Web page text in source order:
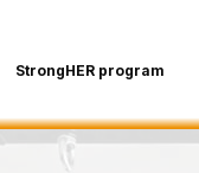
StrongHER program